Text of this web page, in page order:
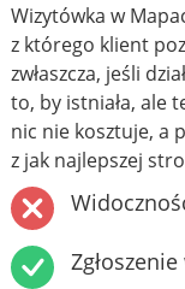
Wizytówka w
z którego klient
zwłaszcza, jeśli
to, by istniała, ale
nic nie kosztuje, a
z jak najlepszej